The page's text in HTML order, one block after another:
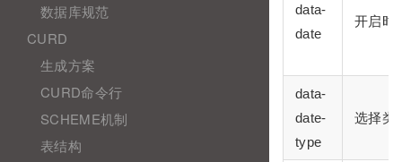
数据库规范
CURD
生成方案
CURD命令行
SCHEME机制
表结构
data-
date
开启时
data-
date-
type
选择类